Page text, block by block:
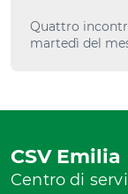
Quattro
martedì del
CSV Emilia
Centro di